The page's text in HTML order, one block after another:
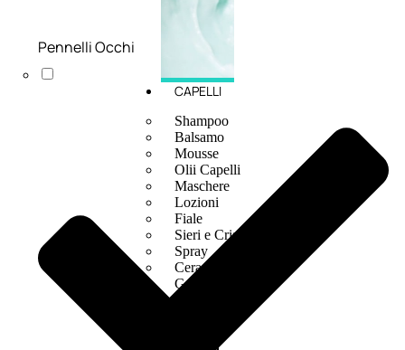
CAPELLI
Shampoo
Balsamo
Mousse
Olii Capelli
Maschere
Lozioni
Fiale
Sieri e Cristalli
Spray
Cera e Crema
Gel Capelli
Pennelli Occhi